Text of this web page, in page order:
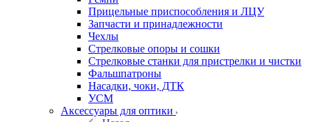
Прицельные приспособления и ЛЦУ
Запчасти и принадлежности
Чехлы
Стрелковые опоры и сошки
Стрелковые станки для пристрелки и чистки
Фальшпатроны
Насадки, чоки, ДТК
УСМ
Аксессуары для оптики